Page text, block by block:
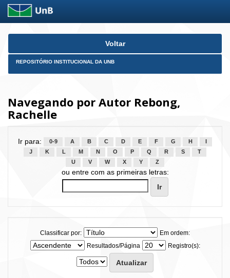
Skip
Voltar
REPOSITÓRIO INSTITUCIONAL DA UNB
Navegando por Autor Rebong,
Rachelle
Ir para: 0-9 A B C D E F G H
J
K L M N O P Q R S
T
U
V W X Y Z
ou entre com as primeiras letras:
Classificar por:
Em ordem:
Resultados/Página
Registro(s):